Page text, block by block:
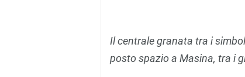
Il centrale granata tra i
posto spazio a Masina, tra i